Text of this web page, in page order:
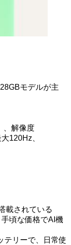
モデルが主
、解像度
120Hz、
載されている
手頃な価格でAI機
テリーで、日常使